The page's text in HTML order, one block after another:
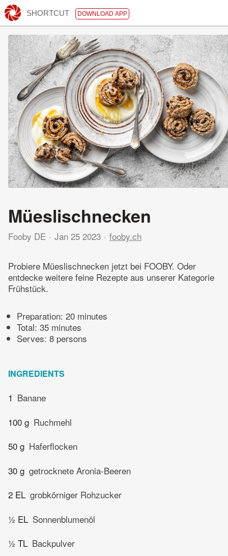
SHORTCUT DOWNLOAD APP
Müeslischnecken
Fooby DE Jan 25 2023 fooby.ch
Probiere Müeslischnecken jetzt bei FOOBY. Oder
entdecke weitere feine Rezepte aus unserer Kategorie
Frühstück.
Preparation: 20 minutes
Total: 35 minutes
Serves: 8 persons
INGREDIENTS
1 Banane
100 g Ruchmehl
50 g Haferflocken
30 g getrocknete Aronia-Beeren
2 EL grobkörniger Rohzucker
½ EL Sonnenblumenöl
½ TL Backpulver